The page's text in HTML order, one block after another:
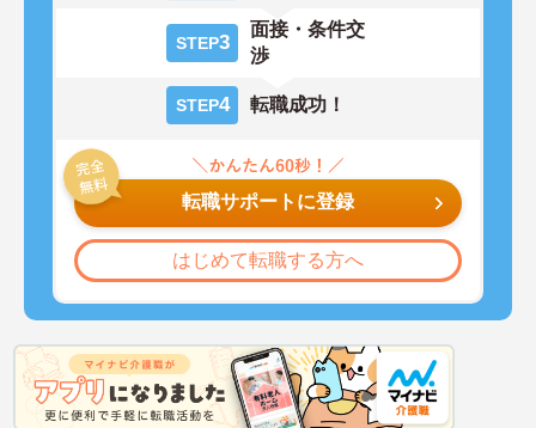
STEP3
面接・条件交
渉
STEP4 転職成功！
転職サポートに登録
はじめて転職する方へ